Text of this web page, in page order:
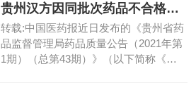
贵州汉方因同批次药品不合格被
监管部门多次“点...
转载:中国医药报近日发布的《贵州省药
品监督管理局药品质量公告（2021年第
1期）（总第43期）》（以下简称《公